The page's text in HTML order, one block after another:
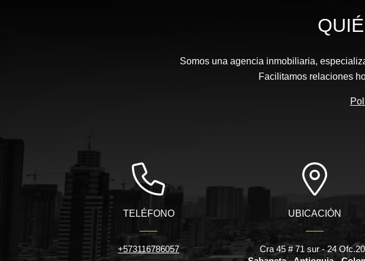
Somos una agencia inmobiliaria,
Facilitamos relaciones
TELÉFONO
+573116786057
UBICACIÓN
Cra 45 # 71 sur - 24